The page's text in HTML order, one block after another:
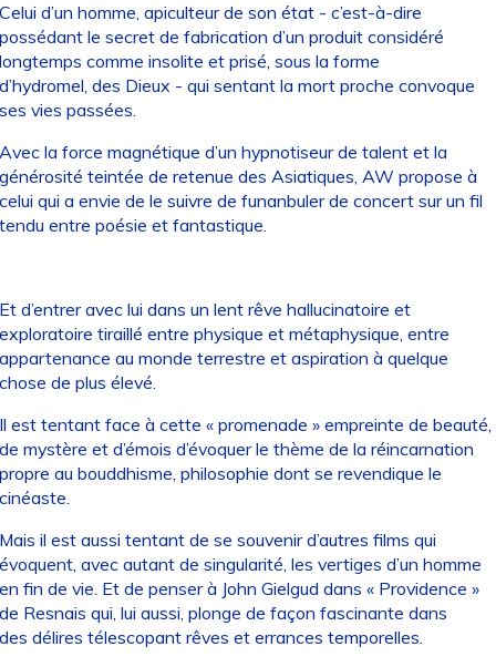
d’un homme, apiculteur de son état - c’est-à-dire
le secret de fabrication d’un produit considéré
comme insolite et prisé, sous la forme
des Dieux - qui sentant la mort proche convoque
vies passées.
la force magnétique d’un hypnotiseur de talent et la
teintée de retenue des Asiatiques, AW propose à
qui a envie de le suivre de funanbuler de concert sur un fil
entre poésie et fantastique.
d’entrer avec lui dans un lent rêve hallucinatoire et
tiraillé entre physique et métaphysique, entre
au monde terrestre et aspiration à quelque
de plus élevé.
est tentant face à cette « promenade » empreinte de beauté,
mystère et d’émois d’évoquer le thème de la réincarnation
au bouddhisme, philosophie dont se revendique le
il est aussi tentant de se souvenir d’autres films qui
avec autant de singularité, les vertiges d’un homme
fin de vie. Et de penser à John Gielgud dans « Providence »
Resnais qui, lui aussi, plonge de façon fascinante dans
délires télescopant rêves et errances temporelles.